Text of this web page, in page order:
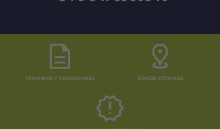
TÉRMINOS Y CONDICIONES DÓNDE ESTAMOS